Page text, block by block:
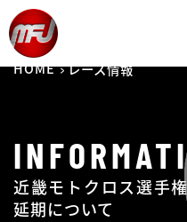
HOME レース情報
近畿モトクロス選手
延期について